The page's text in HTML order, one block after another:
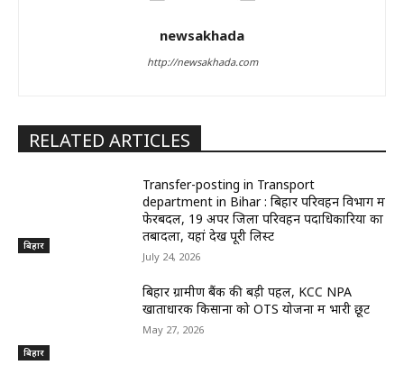
newsakhada
http://newsakhada.com
RELATED ARTICLES
बिहार
Transfer-posting in Transport
department in Bihar : बिहार परिवहन विभाग में
फेरबदल, 19 अपर जिला परिवहन पदाधिकारियों का
तबादला, यहां देखें पूरी लिस्ट
July 24, 2026
बिहार
बिहार ग्रामीण बैंक की बड़ी पहल, KCC NPA
खाताधारक किसानों को OTS योजना में भारी छूट
May 27, 2026